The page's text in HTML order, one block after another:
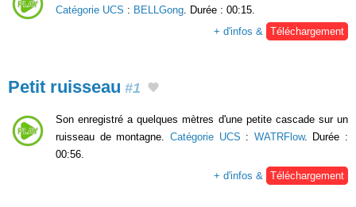
Catégorie UCS : BELLGong. Durée : 00:15.
+ d'infos & Téléchargement
Petit ruisseau #1
Son enregistré a quelques mètres d'une petite cascade sur un
ruisseau de montagne. Catégorie UCS : WATRFlow. Durée :
00:56.
+ d'infos & Téléchargement